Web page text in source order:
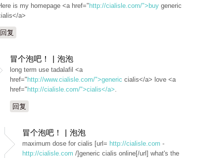
is my homepage <a href=" http://cialisle.com/">buy generic
a>
回复
冒个泡吧！ | 泡泡
long term use tadalafil <a
href=" http://www.cialisle.com/">generic cialis</a> love <a
href=" http://cialisle.com/">cialis</a>.
回复
冒个泡吧！ | 泡泡
maximum dose for cialis [url= http://cialisle.com -
http://cialisle.com /]generic cialis online[/url] what's the